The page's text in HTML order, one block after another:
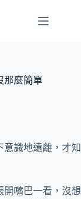
那麼簡單
識地遠離，才知
開嘴巴一看，沒想